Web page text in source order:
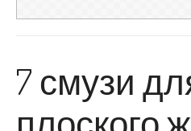
7 смузи